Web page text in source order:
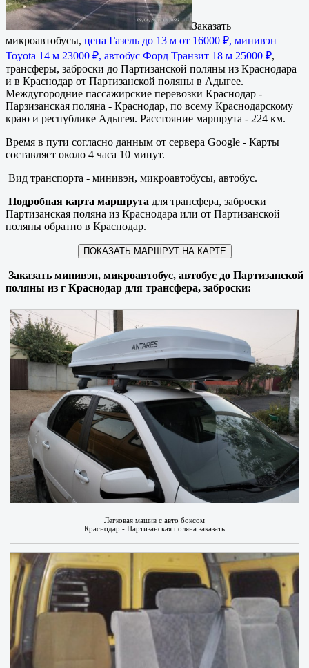
Заказать
микроавтобусы, цена Газель до 13 м от 16000 ₽, минивэн
Toyota 14 м 23000 ₽, автобус Форд Транзит 18 м 25000 ₽,
трансферы, заброски до Партизанской поляны из Краснодара
и в Краснодар от Партизанской поляны в Адыгее.
Междугородние пассажирские перевозки Краснодар -
Парзизанская поляна - Краснодар, по всему Краснодарскому
краю и республике Адыгея. Расстояние маршрута - 224 км.
Время в пути согласно данным от сервера Google - Карты
составляет около 4 часа 10 минут.
Вид транспорта - минивэн, микроавтобусы, автобус.
Подробная карта маршрута для трансфера, заброски
Партизанская поляна из Краснодара или от Партизанской
поляны обратно в Краснодар.
ПОКАЗАТЬ МАРШРУТ НА КАРТЕ
Заказать минивэн, микроавтобус, автобус до Партизанской
поляны из г Краснодар для трансфера, заброски:
Легковая машив с авто боксом
Краснодар - Партизанская поляна заказать